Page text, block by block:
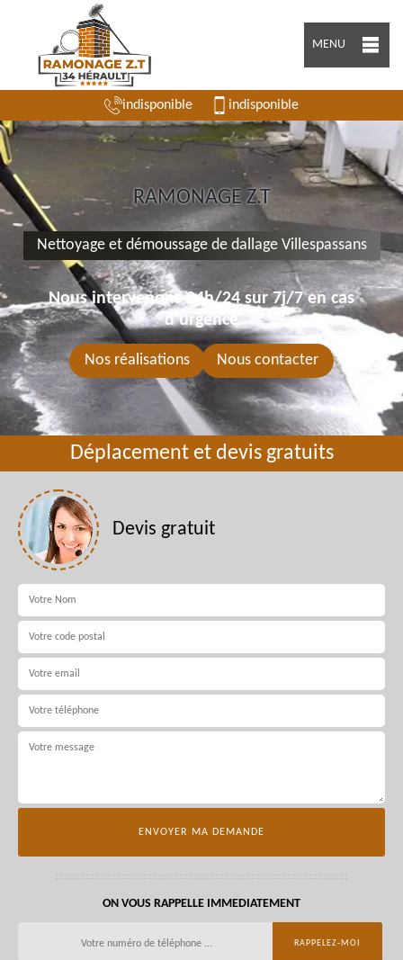
MENU
indisponible indisponible
RAMONAGE Z.T
Nettoyage et démoussage de dallage Villespassans
Nous intervenons 24h/24 sur 7j/7 en cas
d'urgence
Nos réalisations Nous contacter
Déplacement et devis gratuits
Devis gratuit
ON VOUS RAPPELLE IMMEDIATEMENT